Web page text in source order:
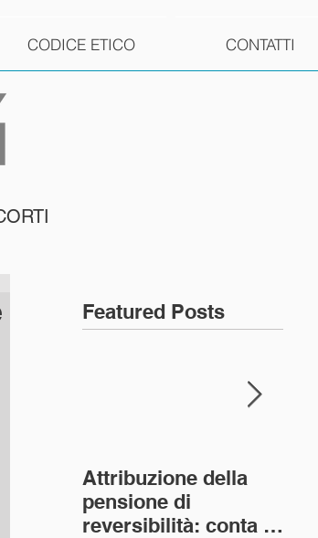
CODICE ETICO CONTATTI
Featured Posts
Attribuzione della
pensione di
reversibilità: conta la